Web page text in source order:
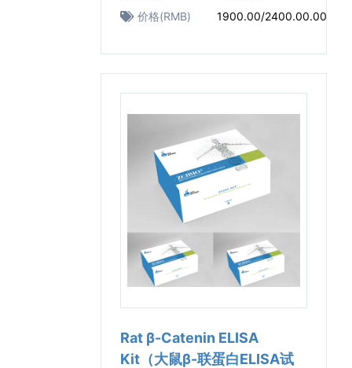
价格(RMB)
1900.00/2400.00.00
Rat β-Catenin ELISA
Kit（大鼠β-联蛋白ELISA试